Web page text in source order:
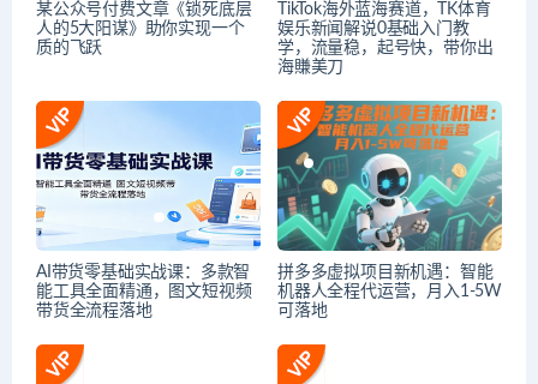
某公众号付费文章《锁死底层
人的5大阳谋》助你实现一个
质的飞跃
TikTok海外蓝海赛道，TK体育
娱乐新闻解说0基础入门教
学，流量稳，起号快，带你出
海賺美刀
AI带货零基础实战课：多款智
能工具全面精通，图文短视频
带货全流程落地
拼多多虚拟项目新机遇：智能
机器人全程代运营，月入1-5W
可落地